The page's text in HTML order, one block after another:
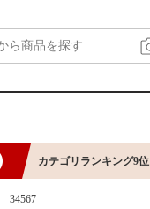
カテゴリランキング9位
34567